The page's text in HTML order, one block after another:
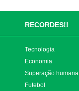
RECORDES!!
Tecnologia
Economia
Superação humana
Futebol